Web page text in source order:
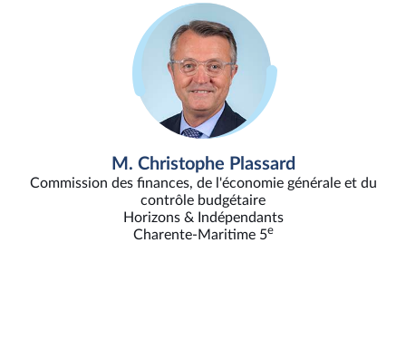
M. Christophe Plassard
Commission des finances, de l'économie générale et du
contrôle budgétaire
Horizons & Indépendants
Charente-Maritime 5e